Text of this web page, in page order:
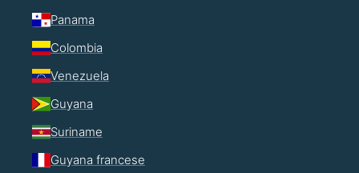
Panama
Colombia
Venezuela
Guyana
Suriname
Guyana francese